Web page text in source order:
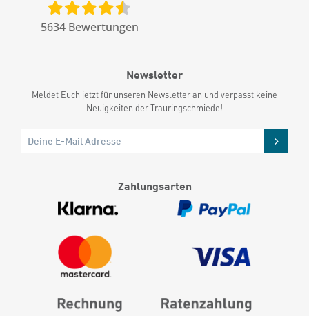
5634 Bewertungen
Newsletter
Meldet Euch jetzt für unseren Newsletter an und verpasst keine
Neuigkeiten der Trauringschmiede!
Zahlungsarten